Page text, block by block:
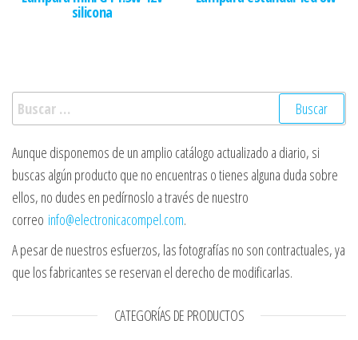
silicona
Buscar:
Aunque disponemos de un amplio catálogo actualizado a diario, si
buscas algún producto que no encuentras o tienes alguna duda sobre
ellos, no dudes en pedírnoslo a través de nuestro
correo info@electronicacompel.com.
A pesar de nuestros esfuerzos, las fotografías no son contractuales, ya
que los fabricantes se reservan el derecho de modificarlas.
CATEGORÍAS DE PRODUCTOS